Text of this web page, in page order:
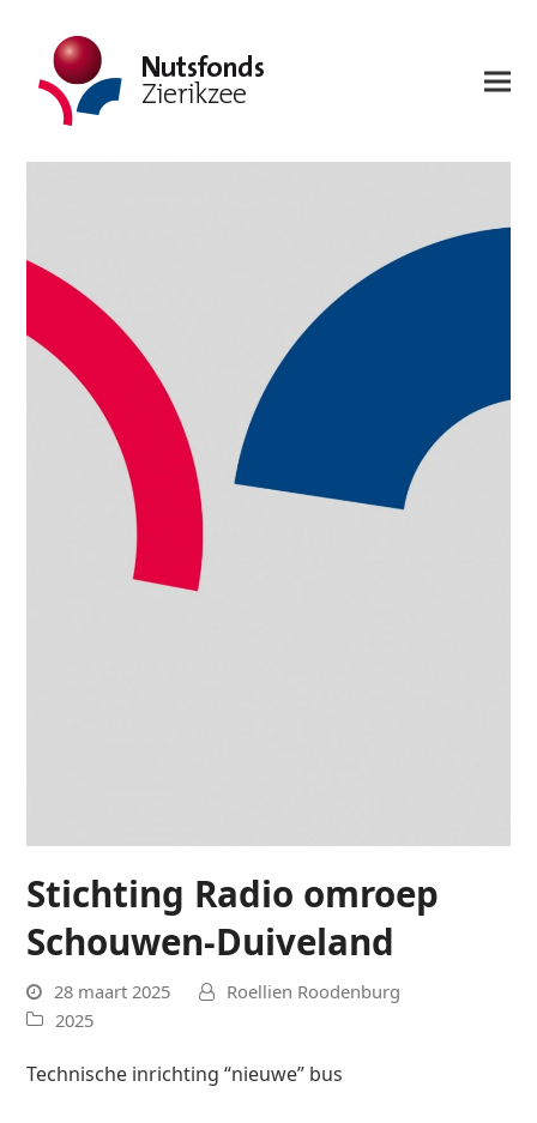
Stichting Radio omroep
Schouwen-Duiveland
28 maart 2025
Roellien Roodenburg
2025
Technische inrichting “nieuwe” bus